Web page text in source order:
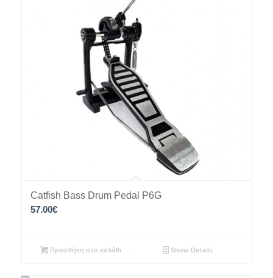
Catfish Bass Drum Pedal P6G
57.00€
Προσθήκη στο καλάθι Show Details